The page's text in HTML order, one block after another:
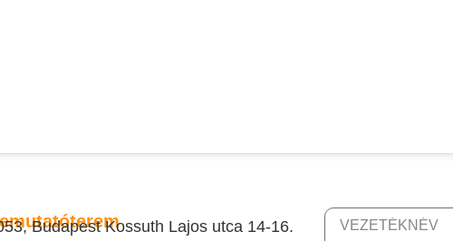
Budapest Kossuth Lajos utca 14-16.